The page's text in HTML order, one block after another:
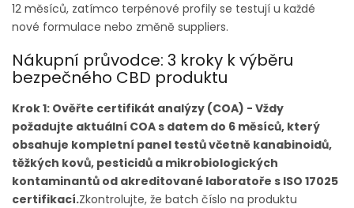
12 měsíců, zatímco terpénové profily se testují u každé
nové formulace nebo změně suppliers.
Nákupní průvodce: 3 kroky k výběru
bezpečného CBD produktu
Krok 1: Ověřte certifikát analýzy (COA) - Vždy
požadujte aktuální COA s datem do 6 měsíců, který
obsahuje kompletní panel testů včetně kanabinoidů,
těžkých kovů, pesticidů a mikrobiologických
kontaminantů od akreditované laboratoře s ISO 17025
certifikací.Zkontrolujte, že batch číslo na produktu